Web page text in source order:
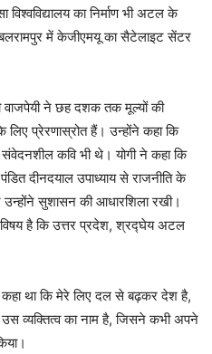
का निर्माण भी अटल के
बलरामपुर में केजीएमयू का सैटेलाइट सेंटर
वाजपेयी ने छह दशक तक मूल्यों की
लिए प्रेरणास्रोत हैं। उन्होंने कहा कि
कवि भी थे। योगी ने कहा कि
दीनदयाल उपाध्याय से राजनीति के
सुशासन की आधारशिला रखी।
विषय है कि उत्तर प्रदेश, श्रद्घेय अटल
था कि मेरे लिए दल से बढ़कर देश है,
व्यक्तित्व का नाम है, जिसने कभी अपने